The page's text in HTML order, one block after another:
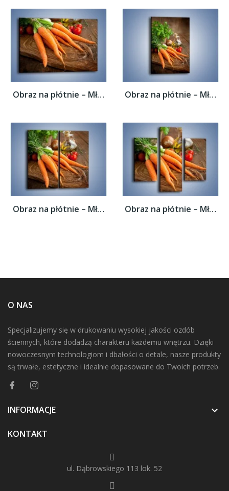
Obraz na płótnie – Młode warzywa –... Obraz na płótnie – Młode warzywa –...
Obraz na płótnie – Młode warzywa –... Obraz na płótnie – Młode warzywa –...
O NAS
Specjalizujemy się w drukowaniu wysokiej jakości ozdób
ściennych, które dodadzą charakteru każdemu wnętrzu. Dzięki
nowoczesnym technologiom i dbałości o detale, nasze produkty
są trwałe, estetyczne i idealnie dopasowane do Twoich potrzeb.
INFORMACJE 
KONTAKT
ul. Dąbrowskiego 113 lok. 52